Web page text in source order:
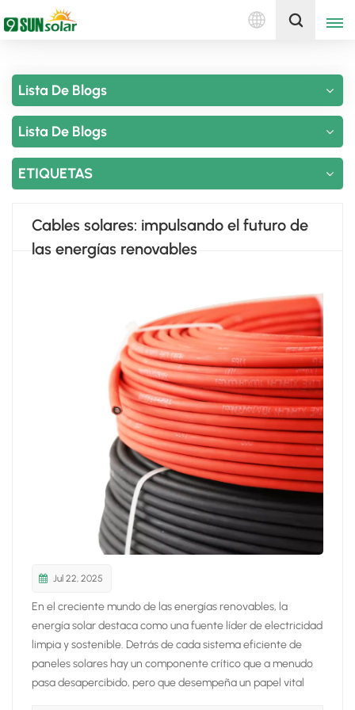
Español
español
Nederlands
العربية
日本語
한국의
Obtenga una cotización
Lista De Blogs
Lista De Blogs
ETIQUETAS
Cables solares: impulsando el futuro de
las energías renovables
Jul 22, 2025
En el creciente mundo de las energías renovables, la
energía solar destaca como una fuente líder de electricidad
limpia y sostenible. Detrás de cada sistema eficiente de
paneles solares hay un componente crítico que a menudo
pasa desapercibido, pero que desempeña un papel vital